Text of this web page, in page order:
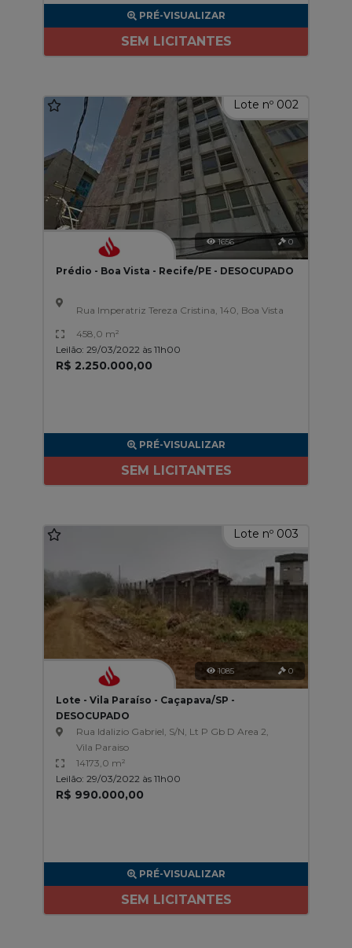
PRÉ-VISUALIZAR
SEM LICITANTES
Lote nº 002
1656 0
Prédio - Boa Vista - Recife/PE - DESOCUPADO
Rua Imperatriz Tereza Cristina, 140, Boa Vista
458,0 m²
Leilão: 29/03/2022 às 11h00
R$ 2.250.000,00
PRÉ-VISUALIZAR
SEM LICITANTES
Lote nº 003
1085 0
Lote - Vila Paraíso - Caçapava/SP -
DESOCUPADO
Rua Idalizio Gabriel, S/N, Lt P Gb D Area 2,
Vila Paraiso
14173,0 m²
Leilão: 29/03/2022 às 11h00
R$ 990.000,00
PRÉ-VISUALIZAR
SEM LICITANTES